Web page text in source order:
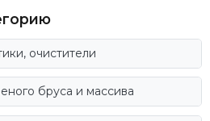
очистители
бруса и массива